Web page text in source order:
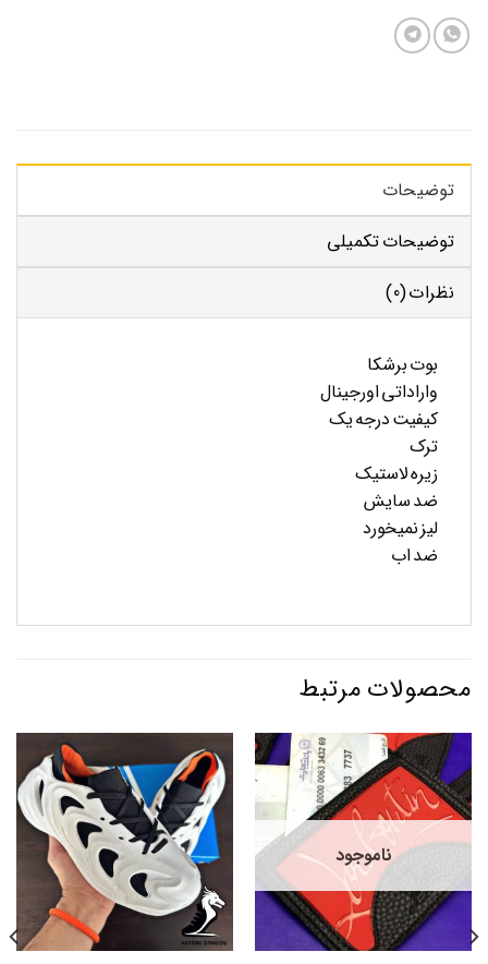
توضیحات
توضیحات تکمیلی
نظرات (0)
بوت برشکا
واراداتی اورجینال
کیفیت درجه یک
ترک
زیره لاستیک
ضد سایش
لیز نمیخورد
ضد اب
محصولات مرتبط
ناموجود